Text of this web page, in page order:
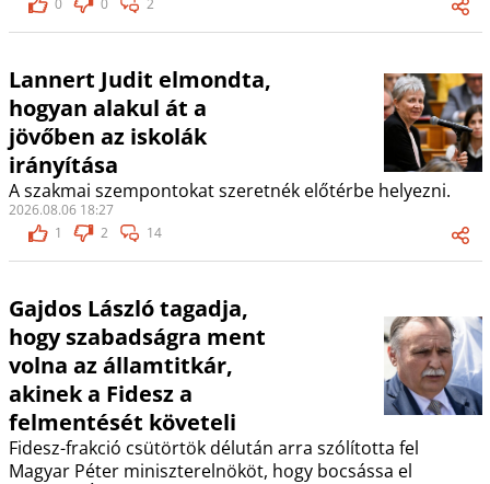
0
0 2
Lannert Judit elmondta,
hogyan alakul át a
jövőben az iskolák
irányítása
A szakmai szempontokat szeretnék előtérbe helyezni.
2026.08.06 18:27
1
2 14
Gajdos László tagadja,
hogy szabadságra ment
volna az államtitkár,
akinek a Fidesz a
felmentését követeli
Fidesz-frakció csütörtök délután arra szólította fel
Magyar Péter miniszterelnököt, hogy bocsássa el